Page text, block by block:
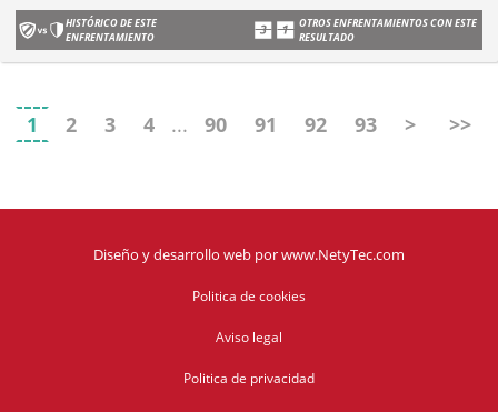
HISTÓRICO DE ESTE
ENFRENTAMIENTO
OTROS ENFRENTAMIENTOS CON ESTE
RESULTADO
1 2 3 4 ... 90 91 92 93 > >>
Diseño y desarrollo web porwww.NetyTec.com
Politica de cookies
Aviso legal
Politica de privacidad